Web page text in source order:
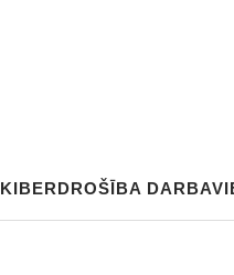
KIBERDROŠĪBA